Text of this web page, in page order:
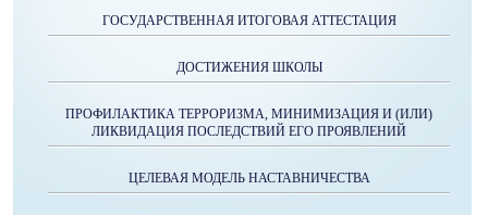
ГОСУДАРСТВЕННАЯ ИТОГОВАЯ АТТЕСТАЦИЯ
ДОСТИЖЕНИЯ ШКОЛЫ
ПРОФИЛАКТИКА ТЕРРОРИЗМА, МИНИМИЗАЦИЯ И (ИЛИ)
ЛИКВИДАЦИЯ ПОСЛЕДСТВИЙ ЕГО ПРОЯВЛЕНИЙ
ЦЕЛЕВАЯ МОДЕЛЬ НАСТАВНИЧЕСТВА